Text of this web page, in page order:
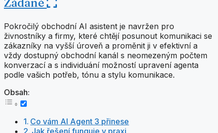
Pokročilý obchodní AI asistent je navržen pro
živnostníky a firmy, které chtějí posunout komunikaci se
zákazníky na vyšší úroveň a proměnit ji v efektivní a
vždy dostupný obchodní kanál s neomezeným počtem
konverzací a s individuání možností upravení agenta
podle vašich potřeb, tónu a stylu komunikace.
Obsah:
Co vám AI Agent 3 přinese